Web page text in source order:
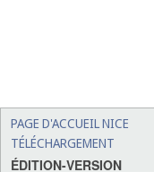
PAGE D'ACCUEIL NICE
TÉLÉCHARGEMENT
ÉDITION-VERSION